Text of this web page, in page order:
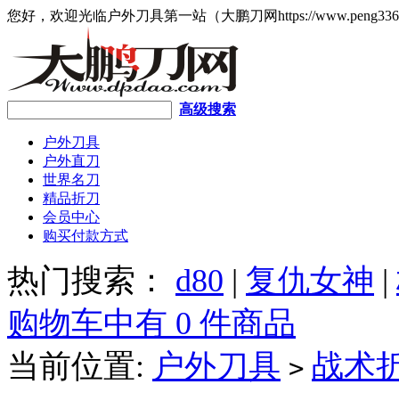
您好，欢迎光临户外刀具第一站（大鹏刀网https://
高级搜索
户外刀具
户外直刀
世界名刀
精品折刀
会员中心
购买付款方式
热门搜索： d80 | 复仇女神 |
购物车中有 0 件商品
当前位置: 户外刀具 > 战术